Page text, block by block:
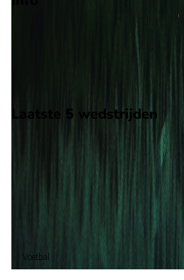
Op 21 juni 2026 gaat Uruguay de
Laatste 5 wedstrijden
Voetbal